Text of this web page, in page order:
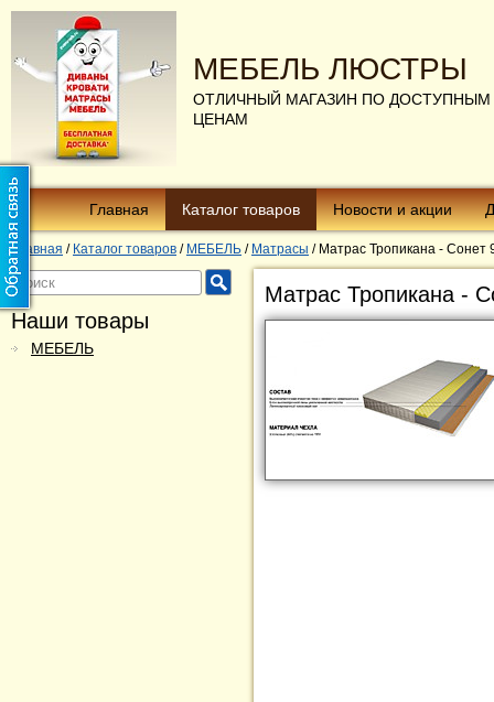
МЕБЕЛЬ ЛЮСТРЫ
ОТЛИЧНЫЙ МАГАЗИН ПО ДОСТУПНЫМ
ЦЕНАМ
Главная Каталог товаров Новости и акции
Главная / Каталог товаров / МЕБЕЛЬ / Матрасы / Матрас Тропикана - Сонет
Наши товары
МЕБЕЛЬ
Матрас Тропикана -